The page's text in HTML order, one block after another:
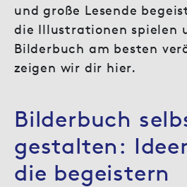
und große Lesende
die Illustrationen spielen
Bilderbuch am besten
zeigen wir dir hier.
Bilderbuch
gestalten:
die begeistern